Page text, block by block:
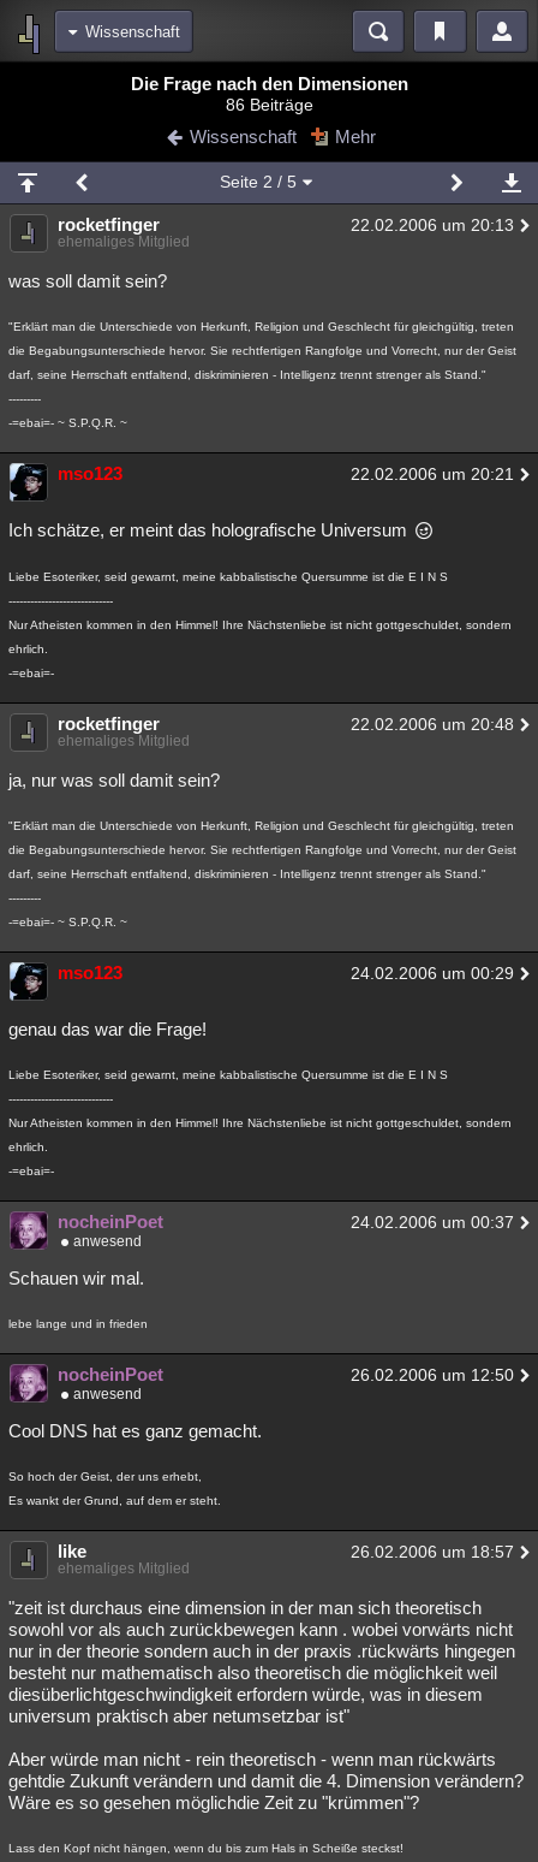
Wissenschaft
Blogs
Chat Wiki Neuigkeiten
meine Rubriken
Menschen Wissenschaft Mystery Kriminalfälle
Spiritualität Verschwörungen
Natur Umfragen Unterhaltung
weitere Rubriken
Philosophie
Musik
Übersichten
Die Frage nach den Dimensionen
86 Beiträge
Wissenschaft Mehr
Seite 2 / 5
rocketfinger 22.02.2006 um 20:13
ehemaliges Mitglied
was soll damit sein?
"Erklärt man die Unterschiede von Herkunft, Religion und Geschlecht für gleichgültig, treten
die Begabungsunterschiede hervor. Sie rechtfertigen Rangfolge und Vorrecht, nur der Geist
darf, seine Herrschaft entfaltend, diskriminieren - Intelligenz trennt strenger als Stand."
---------
-=ebai=- ~ S.P.Q.R. ~
mso123 22.02.2006 um 20:21
Ich schätze, er meint das holografische Universum
Liebe Esoteriker, seid gewarnt, meine kabbalistische Quersumme ist die E I N S
-----------------------------
Nur Atheisten kommen in den Himmel! Ihre Nächstenliebe ist nicht gottgeschuldet, sondern
ehrlich.
-=ebai=-
rocketfinger 22.02.2006 um 20:48
ehemaliges Mitglied
ja, nur was soll damit sein?
"Erklärt man die Unterschiede von Herkunft, Religion und Geschlecht für gleichgültig, treten
die Begabungsunterschiede hervor. Sie rechtfertigen Rangfolge und Vorrecht, nur der Geist
darf, seine Herrschaft entfaltend, diskriminieren - Intelligenz trennt strenger als Stand."
---------
-=ebai=- ~ S.P.Q.R. ~
mso123 24.02.2006 um 00:29
genau das war die Frage!
Liebe Esoteriker, seid gewarnt, meine kabbalistische Quersumme ist die E I N S
-----------------------------
Nur Atheisten kommen in den Himmel! Ihre Nächstenliebe ist nicht gottgeschuldet, sondern
ehrlich.
-=ebai=-
nocheinPoet 24.02.2006 um 00:37
anwesend
Schauen wir mal.
lebe lange und in frieden
nocheinPoet 26.02.2006 um 12:50
anwesend
Cool DNS hat es ganz gemacht.
So hoch der Geist, der uns erhebt,
Es wankt der Grund, auf dem er steht.
like 26.02.2006 um 18:57
ehemaliges Mitglied
"zeit ist durchaus eine dimension in der man sich theoretisch
sowohl vor als auch zurückbewegen kann . wobei vorwärts nicht
nur in der theorie sondern auch in der praxis .rückwärts hingegen
besteht nur mathematisch also theoretisch die möglichkeit weil
diesüberlichtgeschwindigkeit erfordern würde, was in diesem
universum praktisch aber netumsetzbar ist"
Aber würde man nicht - rein theoretisch - wenn man rückwärts
gehtdie Zukunft verändern und damit die 4. Dimension verändern?
Wäre es so gesehen möglichdie Zeit zu "krümmen"?
Lass den Kopf nicht hängen, wenn du bis zum Hals in Scheiße steckst!